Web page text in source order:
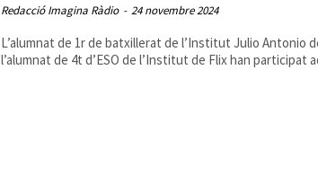
Redacció Imagina Ràdio - 24 novembre 2024
L’alumnat de 1r de batxillerat de l’Institut Julio Antonio
l’alumnat de 4t d’ESO de l’Institut de Flix han participat